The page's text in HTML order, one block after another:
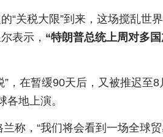
“关税大限”到来，这场搅乱世
表示， “特朗普总统上周对多
，在暂缓90天后，又被推迟至
各地上演。
称，“我们将会看到一场全球